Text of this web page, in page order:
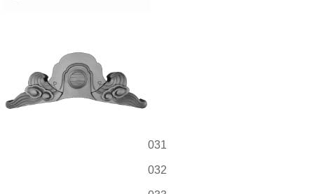
031
032